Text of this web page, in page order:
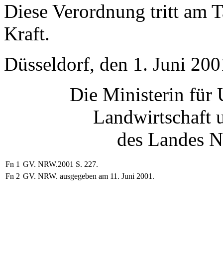
Diese Verordnung tritt am
Kraft.
Düsseldorf, den 1. Juni
Die Ministerin für
Landwirtschaft
des Landes
Fn 1 GV. NRW.2001 S. 227.
Fn 2 GV. NRW. ausgegeben am 11. Juni 2001.